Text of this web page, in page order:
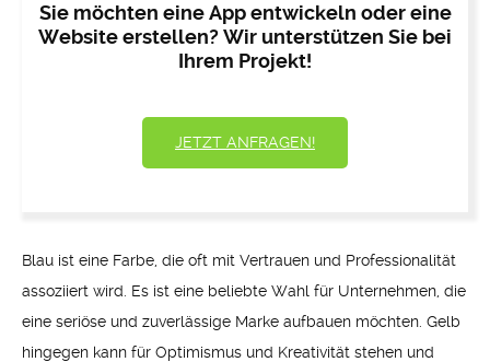
Sie möchten eine App entwickeln oder eine
Website erstellen? Wir unterstützen Sie bei
Ihrem Projekt!
JETZT ANFRAGEN!
Blau ist eine Farbe, die oft mit Vertrauen und Professionalität
assoziiert wird. Es ist eine beliebte Wahl für Unternehmen, die
eine seriöse und zuverlässige Marke aufbauen möchten. Gelb
hingegen kann für Optimismus und Kreativität stehen und